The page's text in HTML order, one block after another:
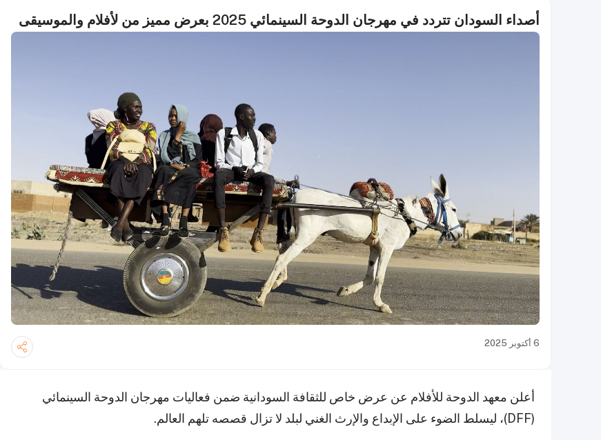
أصداء السودان تتردد في مهرجان الدوحة السينمائي 2025 بعرض مميز من لأفلام والموسيقى
6 أكتوبر 2025
أعلن معهد الدوحة للأفلام عن عرض خاص للثقافة السودانية ضمن فعاليات مهرجان الدوحة السينمائي
(DFF)، ليسلط الضوء على الإبداع والإرث الغني لبلد لا تزال قصصه تلهم العالم.